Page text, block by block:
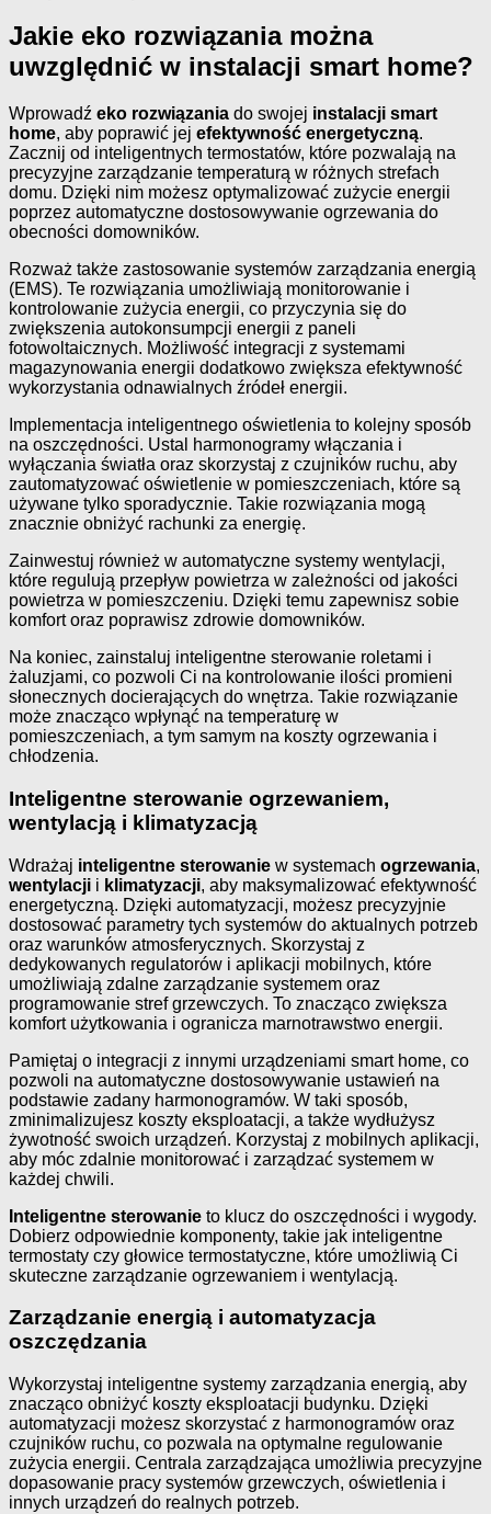
Jakie eko rozwiązania można
uwzględnić w instalacji smart home?
Wprowadź eko rozwiązania do swojej instalacji smart
home, aby poprawić jej efektywność energetyczną.
Zacznij od inteligentnych termostatów, które pozwalają na
precyzyjne zarządzanie temperaturą w różnych strefach
domu. Dzięki nim możesz optymalizować zużycie energii
poprzez automatyczne dostosowywanie ogrzewania do
obecności domowników.
Rozważ także zastosowanie systemów zarządzania energią
(EMS). Te rozwiązania umożliwiają monitorowanie i
kontrolowanie zużycia energii, co przyczynia się do
zwiększenia autokonsumpcji energii z paneli
fotowoltaicznych. Możliwość integracji z systemami
magazynowania energii dodatkowo zwiększa efektywność
wykorzystania odnawialnych źródeł energii.
Implementacja inteligentnego oświetlenia to kolejny sposób
na oszczędności. Ustal harmonogramy włączania i
wyłączania światła oraz skorzystaj z czujników ruchu, aby
zautomatyzować oświetlenie w pomieszczeniach, które są
używane tylko sporadycznie. Takie rozwiązania mogą
znacznie obniżyć rachunki za energię.
Zainwestuj również w automatyczne systemy wentylacji,
które regulują przepływ powietrza w zależności od jakości
powietrza w pomieszczeniu. Dzięki temu zapewnisz sobie
komfort oraz poprawisz zdrowie domowników.
Na koniec, zainstaluj inteligentne sterowanie roletami i
żaluzjami, co pozwoli Ci na kontrolowanie ilości promieni
słonecznych docierających do wnętrza. Takie rozwiązanie
może znacząco wpłynąć na temperaturę w
pomieszczeniach, a tym samym na koszty ogrzewania i
chłodzenia.
Inteligentne sterowanie ogrzewaniem,
wentylacją i klimatyzacją
Wdrażaj inteligentne sterowanie w systemach ogrzewania,
wentylacji i klimatyzacji, aby maksymalizować efektywność
energetyczną. Dzięki automatyzacji, możesz precyzyjnie
dostosować parametry tych systemów do aktualnych potrzeb
oraz warunków atmosferycznych. Skorzystaj z
dedykowanych regulatorów i aplikacji mobilnych, które
umożliwiają zdalne zarządzanie systemem oraz
programowanie stref grzewczych. To znacząco zwiększa
komfort użytkowania i ogranicza marnotrawstwo energii.
Pamiętaj o integracji z innymi urządzeniami smart home, co
pozwoli na automatyczne dostosowywanie ustawień na
podstawie zadany harmonogramów. W taki sposób,
zminimalizujesz koszty eksploatacji, a także wydłużysz
żywotność swoich urządzeń. Korzystaj z mobilnych aplikacji,
aby móc zdalnie monitorować i zarządzać systemem w
każdej chwili.
Inteligentne sterowanie to klucz do oszczędności i wygody.
Dobierz odpowiednie komponenty, takie jak inteligentne
termostaty czy głowice termostatyczne, które umożliwią Ci
skuteczne zarządzanie ogrzewaniem i wentylacją.
Zarządzanie energią i automatyzacja
oszczędzania
Wykorzystaj inteligentne systemy zarządzania energią, aby
znacząco obniżyć koszty eksploatacji budynku. Dzięki
automatyzacji możesz skorzystać z harmonogramów oraz
czujników ruchu, co pozwala na optymalne regulowanie
zużycia energii. Centrala zarządzająca umożliwia precyzyjne
dopasowanie pracy systemów grzewczych, oświetlenia i
innych urządzeń do realnych potrzeb.